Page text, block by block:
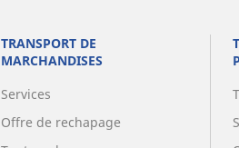
TRANSPORT DE
MARCHANDISES
Services
Offre de rechapage